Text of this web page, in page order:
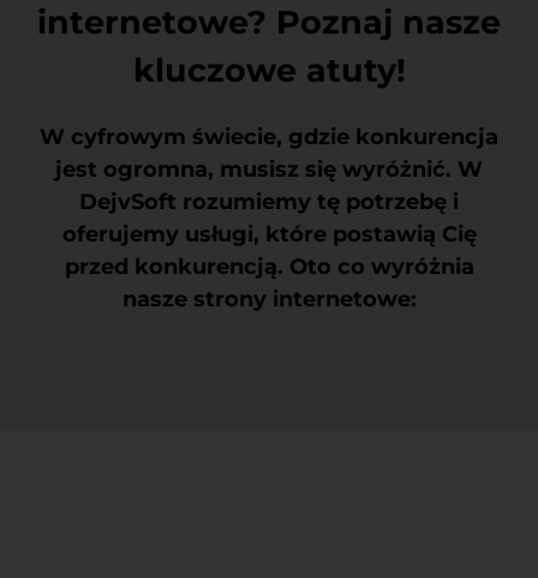
internetowe? Poznaj nasze
kluczowe atuty!
W cyfrowym świecie, gdzie konkurencja
jest ogromna, musisz się wyróżnić. W
DejvSoft rozumiemy tę potrzebę i
oferujemy usługi, które postawią Cię
przed konkurencją. Oto co wyróżnia
nasze strony internetowe: